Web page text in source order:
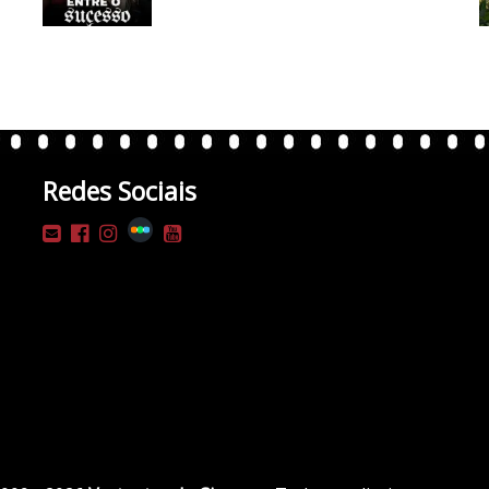
Redes Sociais